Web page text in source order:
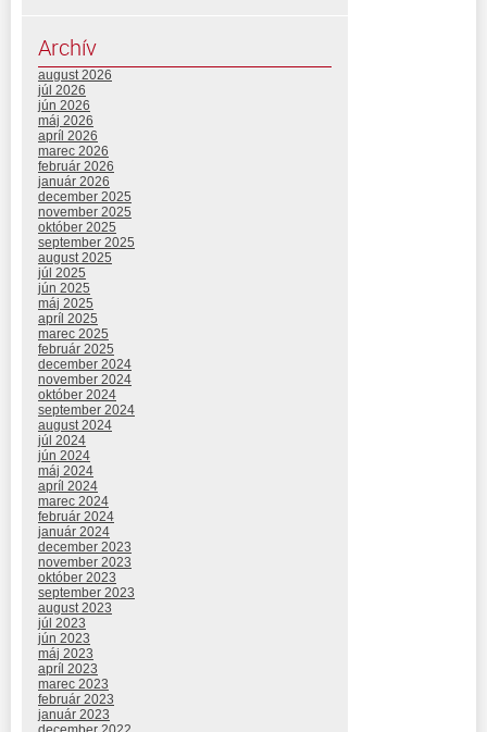
Archív
august 2026
júl 2026
jún 2026
máj 2026
apríl 2026
marec 2026
február 2026
január 2026
december 2025
november 2025
október 2025
september 2025
august 2025
júl 2025
jún 2025
máj 2025
apríl 2025
marec 2025
február 2025
december 2024
november 2024
október 2024
september 2024
august 2024
júl 2024
jún 2024
máj 2024
apríl 2024
marec 2024
február 2024
január 2024
december 2023
november 2023
október 2023
september 2023
august 2023
júl 2023
jún 2023
máj 2023
apríl 2023
marec 2023
február 2023
január 2023